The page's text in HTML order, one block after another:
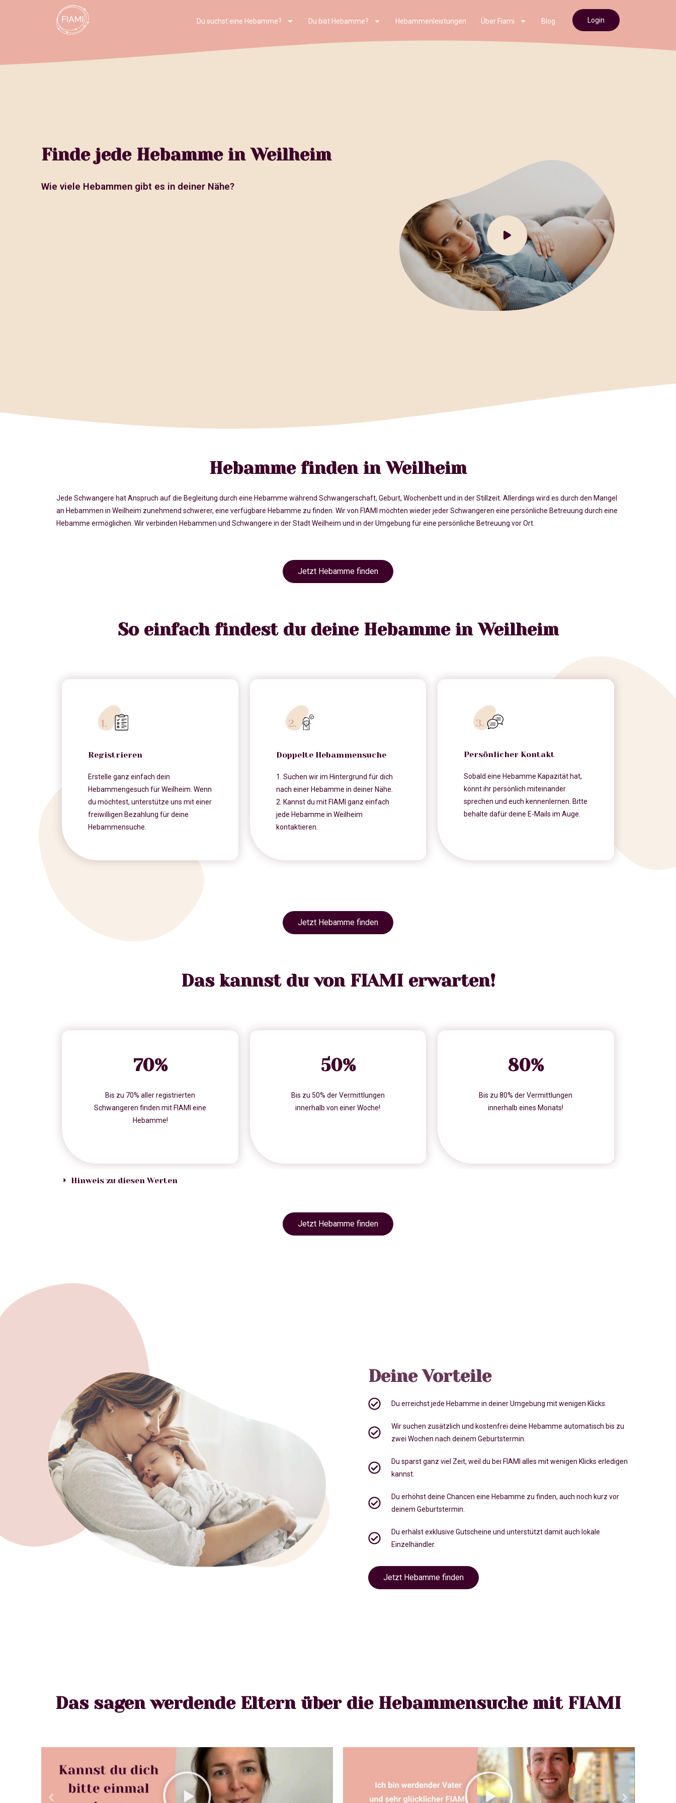
Du suchst eine Hebamme? Du bist Hebamme? Hebammenleistungen Über Fiami Blog Login
Finde jede Hebamme in Weilheim
Wie viele Hebammen gibt es in deiner Nähe?
Hebamme finden in Weilheim
Jede Schwangere hat Anspruch auf die Begleitung durch eine Hebamme während Schwangerschaft, Geburt, Wochenbett und in der Stillzeit. Allerdings wird es durch den Mangel
an Hebammen in Weilheim zunehmend schwerer, eine verfügbare Hebamme zu finden. Wir von FIAMI möchten wieder jeder Schwangeren eine persönliche Betreuung durch eine
Hebamme ermöglichen. Wir verbinden Hebammen und Schwangere in der Stadt Weilheim und in der Umgebung für eine persönliche Betreuung vor Ort.
Jetzt Hebamme finden
So einfach findest du deine Hebamme in Weilheim
Registrieren
Erstelle ganz einfach dein
Hebammengesuch für Weilheim. Wenn
du möchtest, unterstütze uns mit einer
freiwilligen Bezahlung für deine
Hebammensuche.
Doppelte Hebammensuche
1. Suchen wir im Hintergrund für dich
nach einer Hebamme in deiner Nähe.
2. Kannst du mit FIAMI ganz einfach
jede Hebamme in Weilheim
kontaktieren.
Persönlicher Kontakt
Sobald eine Hebamme Kapazität hat,
könnt ihr persönlich miteinander
sprechen und euch kennenlernen. Bitte
behalte dafür deine E-Mails im Auge.
Jetzt Hebamme finden
Das kannst du von FIAMI erwarten!
70%
Bis zu 70% aller registrierten
Schwangeren finden mit FIAMI eine
Hebamme!
50%
Bis zu 50% der Vermittlungen
innerhalb von einer Woche!
80%
Bis zu 80% der Vermittlungen
innerhalb eines Monats!
Hinweis zu diesen Werten
Jetzt Hebamme finden
Deine Vorteile
Du erreichst jede Hebamme in deiner Umgebung mit wenigen Klicks.
Wir suchen zusätzlich und kostenfrei deine Hebamme automatisch bis zu
zwei Wochen nach deinem Geburtstermin.
Du sparst ganz viel Zeit, weil du bei FIAMI alles mit wenigen Klicks erledigen
kannst.
Du erhöhst deine Chancen eine Hebamme zu finden, auch noch kurz vor
deinem Geburtstermin
Du erhälst exklusive Gutscheine und unterstützt damit auch lokale
Einzelhändler.
Jetzt Hebamme finden
Das sagen werdende Eltern über die Hebammensuche mit FIAMI